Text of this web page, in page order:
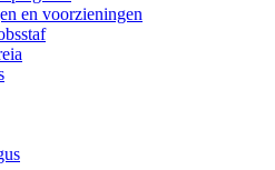
en voorzieningen